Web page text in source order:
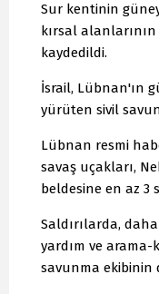
Sur kentinin
kırsal
kaydedildi.
İsrail, Lübnan'ın
yürüten sivil
Lübnan resmi
savaş uçakları,
beldesine en az 3
Saldırılarda,
yardım ve
savunma ekibinin